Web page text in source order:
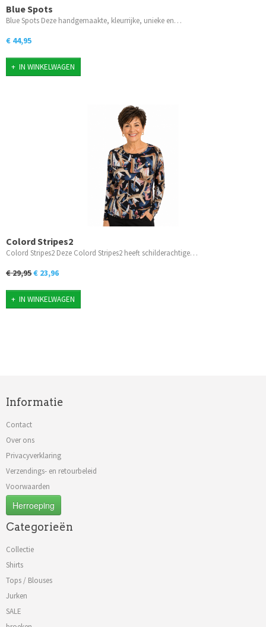
Blue Spots
Blue Spots Deze handgemaakte, kleurrijke, unieke en…
€ 44,95
IN WINKELWAGEN
Colord Stripes2
Colord Stripes2 Deze Colord Stripes2 heeft schilderachtige…
€ 29,95€ 23,96
IN WINKELWAGEN
Informatie
Contact
Over ons
Privacyverklaring
Verzendings- en retourbeleid
Voorwaarden
Herroeping
Categorieën
Collectie
Shirts
Tops / Blouses
Jurken
SALE